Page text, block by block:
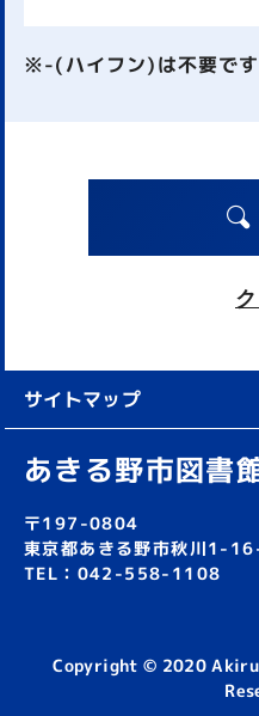
※-(ハイフン)は不要です
サイトマップ
あきる野市図書
〒197-0804
東京都あきる野市秋川1-
TEL：042-558-1108
Copyright © 2020